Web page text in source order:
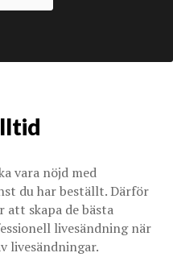
vara nöjd med
du har beställt. Därför
skapa de bästa
livesändning när
livesändningar.